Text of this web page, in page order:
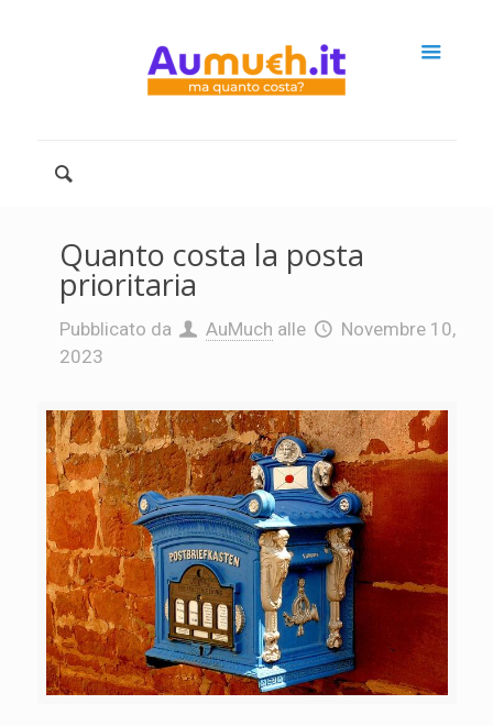
Quanto costa la posta
prioritaria
Pubblicato da AuMuch alle
Novembre 10,
2023